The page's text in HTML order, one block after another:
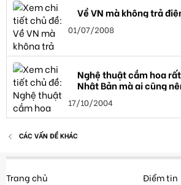
Về VN mà không trả
01/07/2008
Nghệ thuật cắm hoa
Nhật Bản mà ai cũng
17/10/2004
CÁC VẤN ĐỀ KHÁC
Trang chủ
Điểm tin